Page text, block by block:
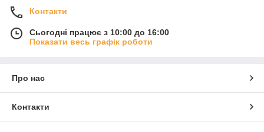
Контакти
Сьогодні працює з 10:00 до 16:00
Показати весь графік роботи
Про нас
Контакти